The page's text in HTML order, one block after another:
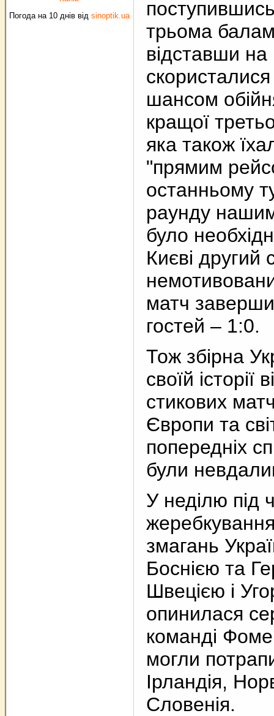
Погода на 10 днів від sinoptik.ua
трьома
відставши на
скористалися
шансом
кращої
яка також
"прямим
останньому
раунду
було
Києві другий
матч
гостей – 1:0.
Тож збірна
своїй історії
стикових
Європи та
попередніх
були
У неділю під
жеребкування
змагань
Боснією та
Швецією і
опинилася
команді
могли
Ірландія,
Словенія.